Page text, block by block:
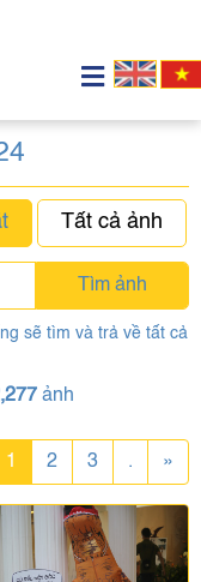
Tất cả ảnh
Tìm ảnh
sẽ tìm và trả về tất cả
ảnh
1 2 3 . »